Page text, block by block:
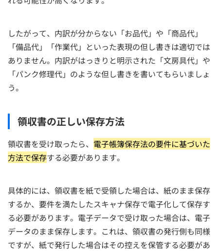
したがって、内訳が分からない「お品代」や「商品代」
「備品代」「作業代」といった表現の但し書きは適切では
ありません。内訳がはっきりと明示された「文房具代」や
「パンク修理代」のような但し書きを書いてもらいましょ
う。
領収書の正しい保存方法
領収書を受け取ったら、 電子帳簿保存法の要件に基づいた
方法で保存する必要があります。
具体的には、領収書を紙で受領した場合は、紙のまま保存
するか、要件を満たしたスキャナ保存で電子化して保存す
る必要があります。電子データで受け取った場合は、電子
データのまま保存します。これは、領収書の発行側も同様
ですが、紙で発行した場合はその控えを保管する必要があ